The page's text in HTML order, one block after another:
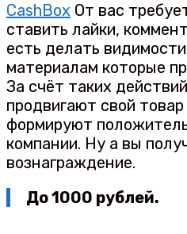
CashBox От вас
ставить лайки,
есть делать
материалам которые
За счёт таких
продвигают свой
формируют
компании. Ну а вы
вознаграждение.
До 1000 рублей.